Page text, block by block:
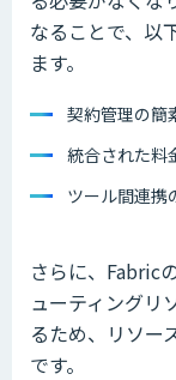
なることで、以
ます。
契約管理の簡
統合された料
ツール間連携
さらに、Fabric
ューティングリ
るため、リソー
です。